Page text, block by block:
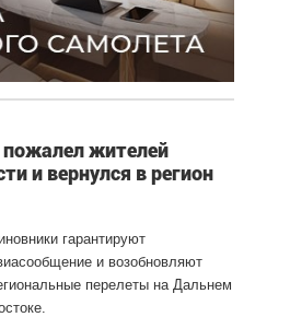
жителей
и вернулся в регион
гарантируют
и возобновляют
перелеты на Дальнем